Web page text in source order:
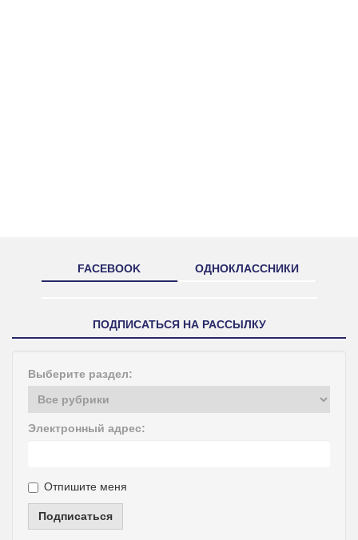
FACEBOOK ОДНОКЛАССНИКИ
ПОДПИСАТЬСЯ НА РАССЫЛКУ
Выберите раздел:
Электронный адрес:
Отпишите меня
Подписаться